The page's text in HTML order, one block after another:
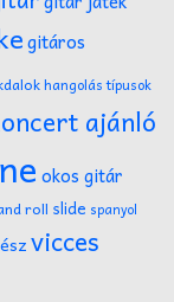
gitáros
hangolás típusok
ajánló
okos gitár
roll slide spanyol
vicces